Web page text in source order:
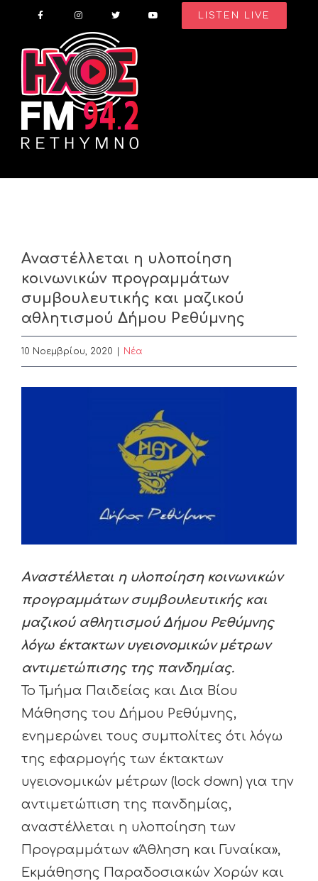
content
LISTEN LIVE
Aναστέλλεται η υλοποίηση
κοινωνικών προγραμμάτων
συμβουλευτικής και μαζικού
αθλητισμού Δήμου Ρεθύμνης
10 Νοεμβρίου, 2020 Nέα
Aναστέλλεται η υλοποίηση κοινωνικών
προγραμμάτων συμβουλευτικής και
μαζικού αθλητισμού Δήμου Ρεθύμνης
λόγω έκτακτων υγειονομικών μέτρων
αντιμετώπισης της πανδημίας.
Το Τμήμα Παιδείας και Δια Βίου
Μάθησης του Δήμου Ρεθύμνης,
ενημερώνει τους συμπολίτες ότι λόγω
της εφαρμογής των έκτακτων
υγειονομικών μέτρων (lock down) για την
αντιμετώπιση της πανδημίας,
αναστέλλεται η υλοποίηση των
Προγραμμάτων «Άθληση και Γυναίκα»,
Εκμάθησης Παραδοσιακών Χορών και